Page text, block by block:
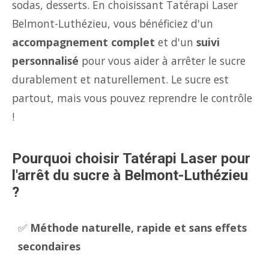
sodas, desserts. En choisissant Tatérapi Laser
Belmont-Luthézieu, vous bénéficiez d'un
accompagnement complet et d'un suivi
personnalisé pour vous aider à arrêter le sucre
durablement et naturellement. Le sucre est
partout, mais vous pouvez reprendre le contrôle
!
Pourquoi choisir Tatérapi Laser pour
l'arrêt du sucre à Belmont-Luthézieu
?
✅ Méthode naturelle, rapide et sans effets
secondaires